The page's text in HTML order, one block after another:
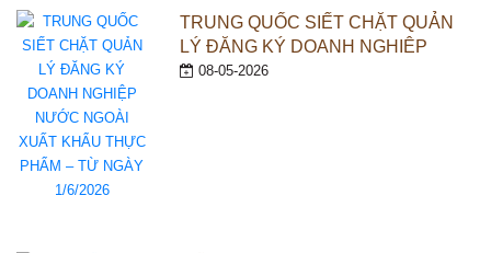
TRUNG QUỐC SIẾT CHẶT QUẢN
LÝ ĐĂNG KÝ DOANH NGHIỆP
NƯỚC NGOÀI XUẤT KHẨU THỰC
08-05-2026